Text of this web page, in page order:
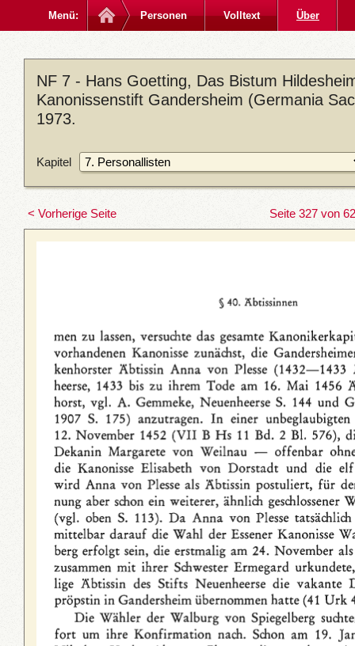
Menü: Personen Volltext Über
NF 7 - Hans Goetting, Das Bistum
Kanonissenstift Gandersheim (Germania
1973.
Kapitel
< Vorherige Seite Seite 327 von